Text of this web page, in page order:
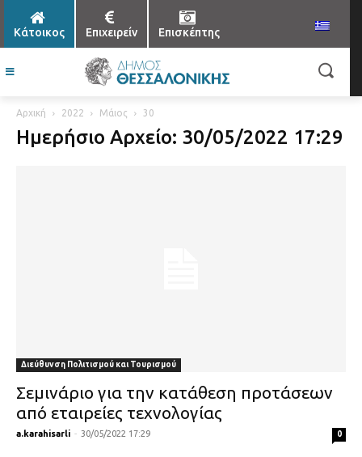
Κάτοικος Επιχειρείν Επισκέπτης
Αρχική 2022 Μάιος 30
Ημερήσιο Αρχείο: 30/05/2022 17:29
Διεύθυνση Πολιτισμού και Τουρισμού
Σεμινάριο για την κατάθεση προτάσεων
από εταιρείες τεχνολογίας
a.karahisarli - 30/05/2022 17:29 0